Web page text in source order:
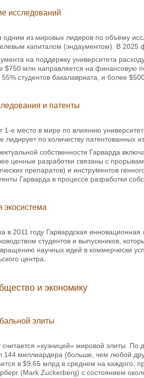
исследований
одним из мировых лидеров по объёму
капиталом (эндаументом). В 2025
на поддержку университета
$750 млн направляется на финансовую
студентов бакалавриата, и более
и патенты
1-е место в мире по влиянию
лидирует по количеству
собственности Гарварда
ценные разработки связаны с
препаратов) и инструментов
Гарварда в процессе разработки
экосистема
в 2011 году Гарвардская
студентов и выпускников,
научных идей в коммерчески
центра.
и экономику
элиты
считается «кузницей» мировой элиты.
144 миллиардера (больше, чем любой
в $9,65 млрд в среднем на каждого,
(Mark Zuckerberg) с состоянием